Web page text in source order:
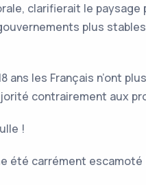
clarifierait le
plus
ans les Français n’ont
contrairement aux
!
été carrément escamoté